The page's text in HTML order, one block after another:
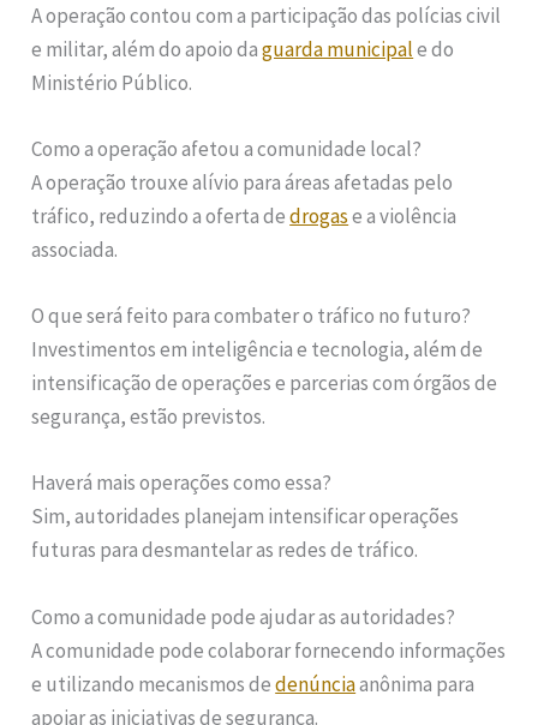
A operação contou com a participação das polícias civil
e militar, além do apoio daguarda municipale do
Ministério Público.
Como a operação afetou a comunidade local?
A operação trouxe alívio para áreas afetadas pelo
tráfico, reduzindo a oferta dedrogase a violência
associada.
O que será feito para combater o tráfico no futuro?
Investimentos em inteligência e tecnologia, além de
intensificação de operações e parcerias com órgãos de
segurança, estão previstos.
Haverá mais operações como essa?
Sim, autoridades planejam intensificar operações
futuras para desmantelar as redes de tráfico.
Como a comunidade pode ajudar as autoridades?
A comunidade pode colaborar fornecendo informações
e utilizando mecanismos dedenúnciaanônima para
apoiar as iniciativas de segurança.